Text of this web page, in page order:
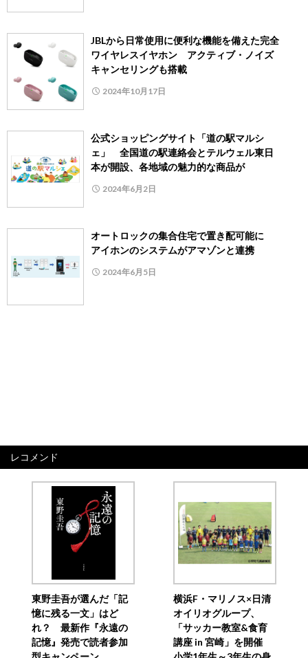
JBLから日常使用に便利な機能を備えた完全
ワイヤレスイヤホン アクティブ・ノイズ
キャンセリングも搭載
2024年10月17日
公式ショッピングサイト「道の駅マルシ
ェ」 全国道の駅連絡会とテルウェル東日
本が開設、各地域の魅力的な商品が
2024年6月2日
オートロックの集合住宅で置き配可能に
アイホンのシステムがアマゾンと連携
2024年6月5日
レコメンド
東野圭吾が選んだ「記
憶に残る一文」はど
れ？ 最新作『永遠の
記憶』発売で読者参加
横浜F・マリノス×日清
オイリオグループ、
「サッカー教室&食育
講座 in 宮崎」を開催